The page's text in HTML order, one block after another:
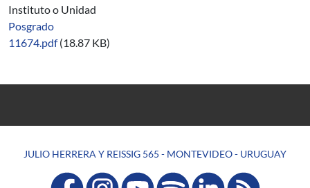
Instituto o Unidad
Posgrado
11674.pdf (18.87 KB)
JULIO HERRERA Y REISSIG 565 - MONTEVIDEO - URUGUAY